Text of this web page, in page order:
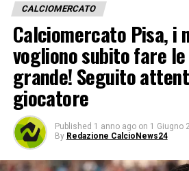
CALCIOMERCATO
Calciomercato Pisa, i
vogliono subito fare
grande! Seguito
giocatore
Published 1 anno ago on 1 Giugno
By Redazione CalcioNews24